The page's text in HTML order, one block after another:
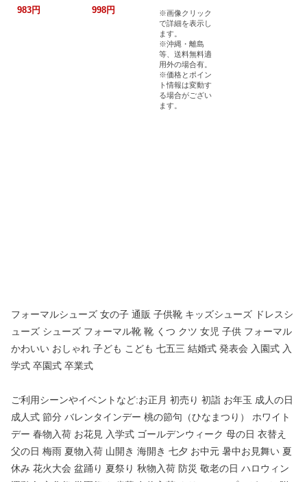
フォーマルシューズ 女の子 通販 子供靴 キッズシューズ ドレスシ
ューズ シューズ フォーマル靴 靴 くつ クツ 女児 子供 フォーマル
かわいい おしゃれ 子ども こども 七五三 結婚式 発表会 入園式 入
学式 卒園式 卒業式
ご利用シーンやイベントなど:お正月 初売り 初詣 お年玉 成人の日
成人式 節分 バレンタインデー 桃の節句（ひなまつり） ホワイト
デー 春物入荷 お花見 入学式 ゴールデンウィーク 母の日 衣替え
父の日 梅雨 夏物入荷 山開き 海開き 七夕 お中元 暑中お見舞い 夏
休み 花火大会 盆踊り 夏祭り 秋物入荷 防災 敬老の日 ハロウィン